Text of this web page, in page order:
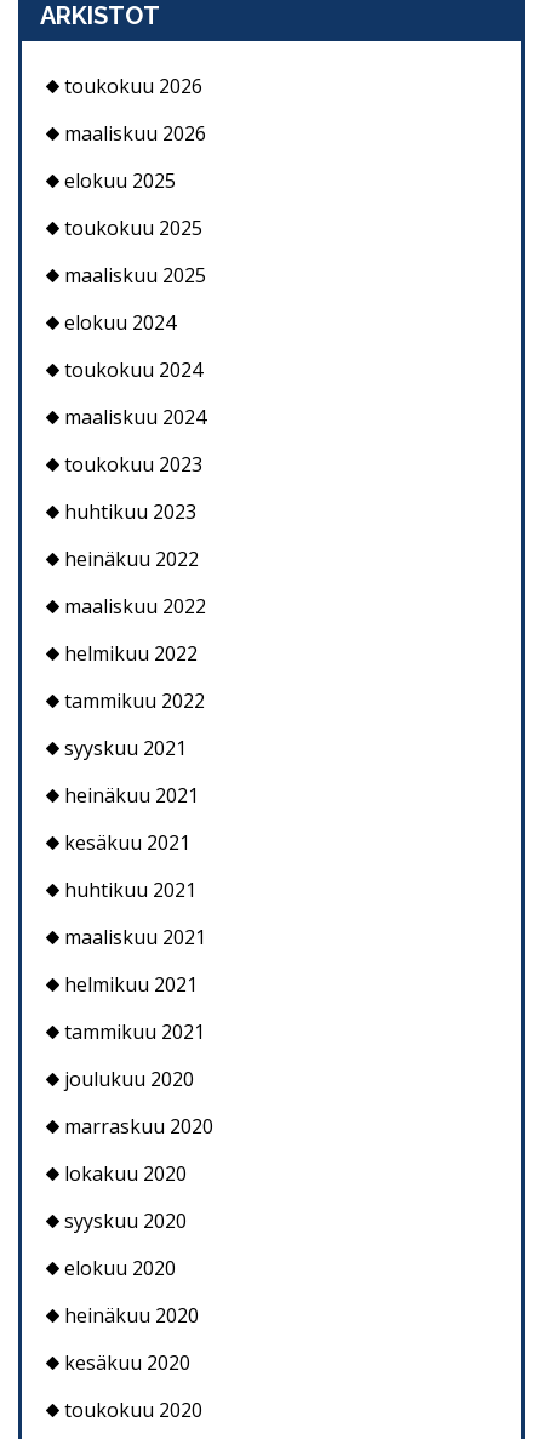
ARKISTOT
toukokuu 2026
maaliskuu 2026
elokuu 2025
toukokuu 2025
maaliskuu 2025
elokuu 2024
toukokuu 2024
maaliskuu 2024
toukokuu 2023
huhtikuu 2023
heinäkuu 2022
maaliskuu 2022
helmikuu 2022
tammikuu 2022
syyskuu 2021
heinäkuu 2021
kesäkuu 2021
huhtikuu 2021
maaliskuu 2021
helmikuu 2021
tammikuu 2021
joulukuu 2020
marraskuu 2020
lokakuu 2020
syyskuu 2020
elokuu 2020
heinäkuu 2020
kesäkuu 2020
toukokuu 2020